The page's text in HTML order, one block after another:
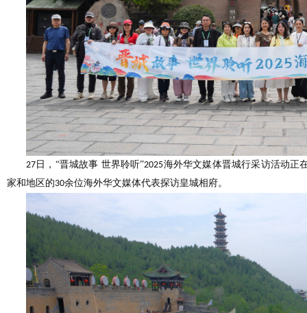
27 日，“晋城故事 世界聆听”2025海外华文媒体晋城行采访活动正
家和地区的30余位海外华文媒体代表探访皇城相府。